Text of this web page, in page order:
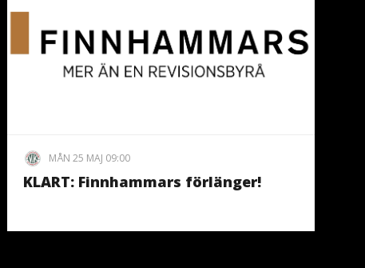
MÅN 25 MAJ 09:00
KLART: Finnhammars förlänger!